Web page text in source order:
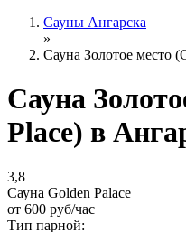
Сауны Ангарска
»
Сауна Золотое место
Сауна
Place) в
3,8
Сауна Golden Palace
от 600 руб/час
Тип парной: